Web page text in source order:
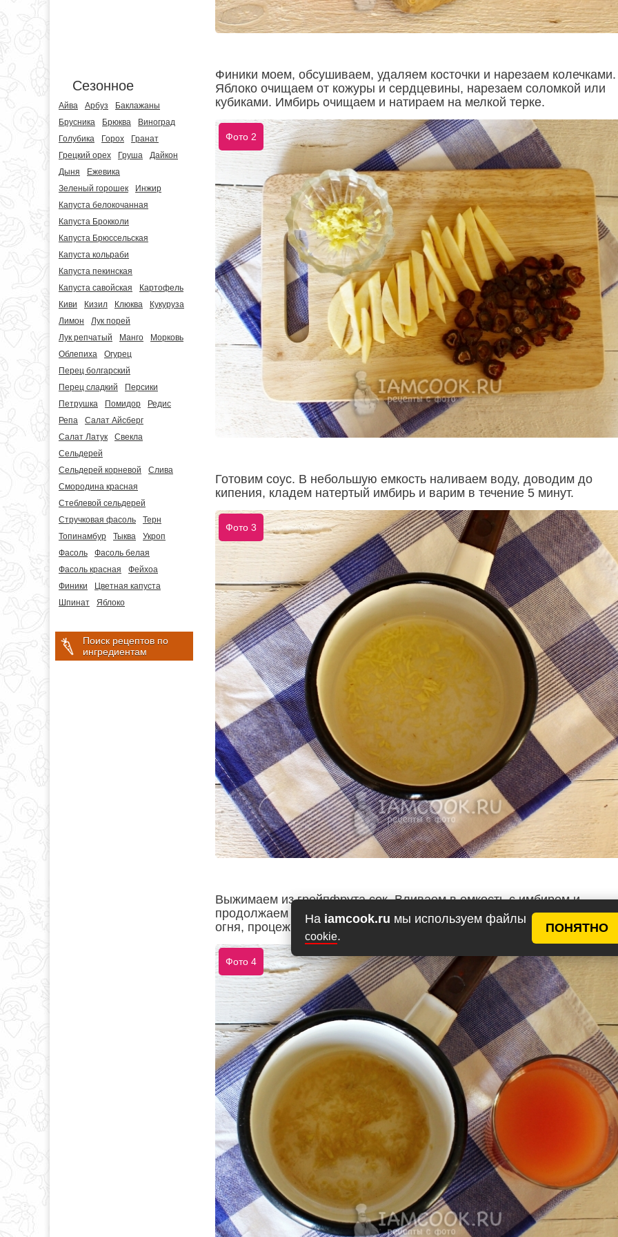
На iamcook.ru мы используем файлы
cookie.
ПОНЯТНО
Сезонное
Айва Арбуз
Баклажаны
Брусника
Брюква
Виноград
Голубика
Горох
Гранат
Грецкий орех
Груша
Дайкон
Дыня
Ежевика
Зеленый горошек
Инжир
Капуста белокочанная
Капуста Брокколи
Капуста Брюссельская
Капуста кольраби
Капуста пекинская
Капуста савойская
Картофель
Киви
Кизил Клюква
Кукуруза
Лимон
Лук порей
Лук репчатый
Манго
Морковь
Облепиха
Огурец
Перец болгарский
Перец сладкий
Персики
Петрушка
Помидор
Редис
Репа
Салат Айсберг
Салат Латук
Свекла
Сельдерей
Сельдерей корневой
Слива
Смородина красная
Стеблевой сельдерей
Стручковая фасоль
Терн
Топинамбур
Тыква
Укроп
Фасоль
Фасоль белая
Фасоль красная
Фейхоа
Финики
Цветная капуста
Шпинат
Яблоко
Поиск рецептов по
ингредиентам
Финики моем, обсушиваем, удаляем косточки и нарезаем колечками.
Яблоко очищаем от кожуры и сердцевины, нарезаем соломкой или
кубиками. Имбирь очищаем и натираем на мелкой терке.
Фото 2
Готовим соус. В небольшую емкость наливаем воду, доводим до
кипения, кладем натертый имбирь и варим в течение 5 минут.
Фото 3
Выжимаем из грейпфрута сок. Вливаем в емкость с имбирем и
продолжаем готовить на небольшом огне еще 10 минут, затем
огня, процеживаем и остужаем.
Фото 4